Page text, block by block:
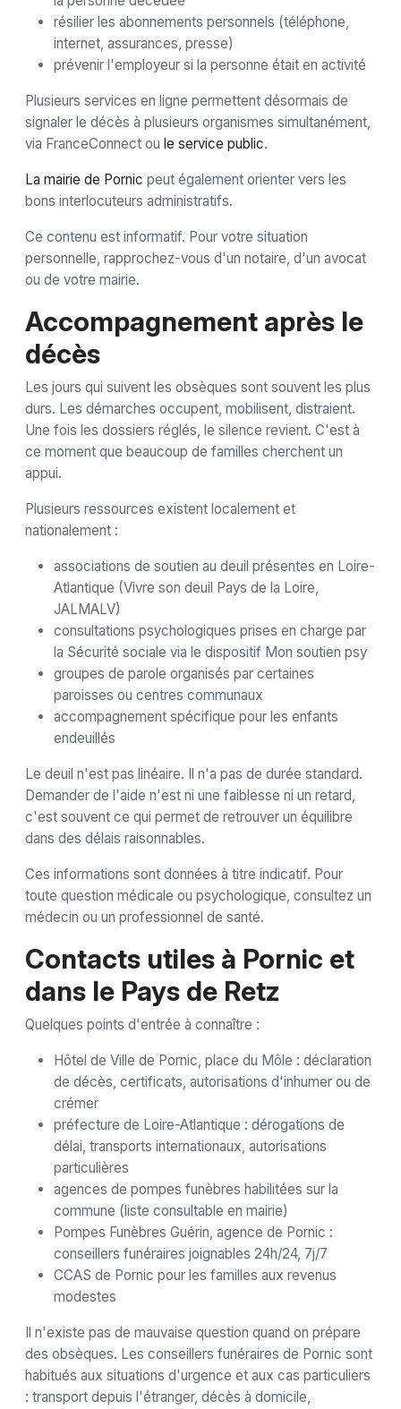
résilier les abonnements personnels (téléphone,
internet, assurances, presse)
prévenir l'employeur si la personne était en activité
Plusieurs services en ligne permettent désormais de
signaler le décès à plusieurs organismes simultanément,
via FranceConnect ou le service public.
La mairie de Pornic peut également orienter vers les
bons interlocuteurs administratifs.
Ce contenu est informatif. Pour votre situation
personnelle, rapprochez-vous d'un notaire, d'un avocat
ou de votre mairie.
Accompagnement après le
décès
Les jours qui suivent les obsèques sont souvent les plus
durs. Les démarches occupent, mobilisent, distraient.
Une fois les dossiers réglés, le silence revient. C'est à
ce moment que beaucoup de familles cherchent un
appui.
Plusieurs ressources existent localement et
nationalement :
associations de soutien au deuil présentes en Loire-
Atlantique (Vivre son deuil Pays de la Loire,
JALMALV)
consultations psychologiques prises en charge par
la Sécurité sociale via le dispositif Mon soutien psy
groupes de parole organisés par certaines
paroisses ou centres communaux
accompagnement spécifique pour les enfants
endeuillés
Le deuil n'est pas linéaire. Il n'a pas de durée standard.
Demander de l'aide n'est ni une faiblesse ni un retard,
c'est souvent ce qui permet de retrouver un équilibre
dans des délais raisonnables.
Ces informations sont données à titre indicatif. Pour
toute question médicale ou psychologique, consultez un
médecin ou un professionnel de santé.
Contacts utiles à Pornic et
dans le Pays de Retz
Quelques points d'entrée à connaître :
Hôtel de Ville de Pornic, place du Môle : déclaration
de décès, certificats, autorisations d'inhumer ou de
crémer
préfecture de Loire-Atlantique : dérogations de
délai, transports internationaux, autorisations
particulières
agences de pompes funèbres habilitées sur la
commune (liste consultable en mairie)
Pompes Funèbres Guérin, agence de Pornic :
conseillers funéraires joignables 24h/24, 7j/7
CCAS de Pornic pour les familles aux revenus
modestes
Il n'existe pas de mauvaise question quand on prépare
des obsèques. Les conseillers funéraires de Pornic sont
habitués aux situations d'urgence et aux cas particuliers
: transport depuis l'étranger, décès à domicile,